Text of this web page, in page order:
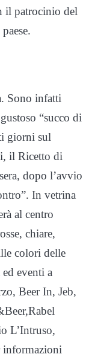
il patrocinio del
Sono infatti
“succo di
giorni sul
il Ricetto di
dopo l’avvio
In vetrina
al centro
chiare,
colori delle
eventi a
Beer In, Jeb,
L’Intruso,
informazioni